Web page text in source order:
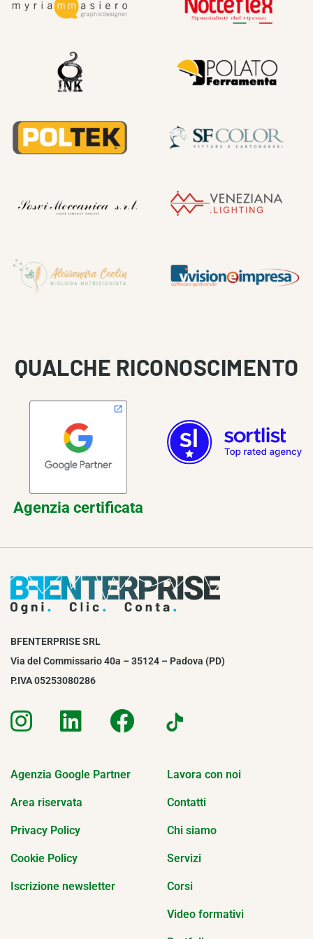
QUALCHE RICONOSCIMENTO
Agenzia certificata
BFENTERPRISE SRL
Via del Commissario 40a – 35124 – Padova (PD)
P.IVA 05253080286
Agenzia Google Partner
Area riservata
Privacy Policy
Cookie Policy
Iscrizione newsletter
Lavora con noi
Contatti
Chi siamo
Servizi
Corsi
Video formativi